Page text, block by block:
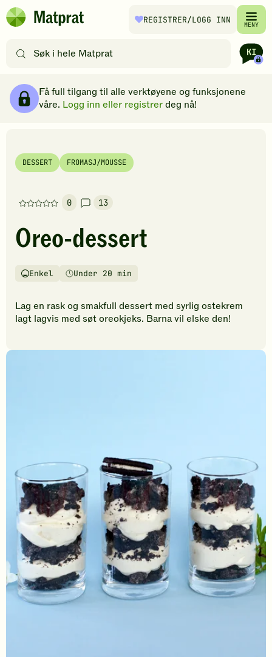
Hopp til hovedinnhold
Matprat
REGISTRER/LOGG INN MENY
etter
filtre
Få full tilgang til alle verktøyene og funksjonene
våre. Logg inn eller registrerdeg nå!
DESSERT FROMASJ/MOUSSE
0
Denne
har
foreløpig
vurderinger.
den
første
13
Oreo-dessert
Vanskelighetsgrad
Enkel
TilberedningstidUnder 20 min
Lag en rask og smakfull dessert med syrlig ostekrem
lagt lagvis med søt oreokjeks. Barna vil elske den!